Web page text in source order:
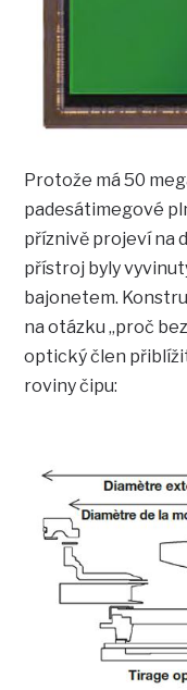
Protože má 50
padesátimegové
příznivě projeví na
přístroj byly
bajonetem.
na otázku „proč
optický člen
roviny čipu: